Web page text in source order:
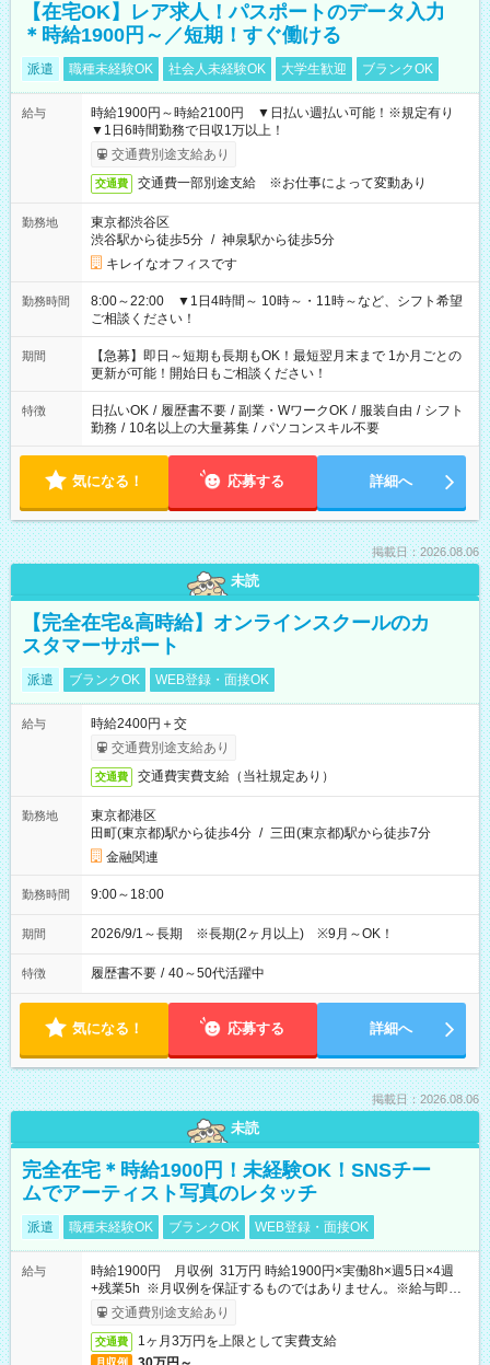
【在宅OK】レア求人！パスポートのデータ入力
＊時給1900円～／短期！すぐ働ける
派遣 職種未経験OK 社会人未経験OK 大学生歓迎 ブランクOK
給与
時給1900円～時給2100円 ▼日払い週払い可能！※規定有り
▼1日6時間勤務で日収1万以上！
交通費別途支給あり
交通費 交通費一部別途支給 ※お仕事によって変動あり
勤務地
東京都渋谷区
渋谷駅から徒歩5分 / 神泉駅から徒歩5分
キレイなオフィスです
勤務時間
8:00～22:00 ▼1日4時間～ 10時～・11時～など、シフト希望
ご相談ください！
期間
【急募】即日～短期も長期もOK！最短翌月末まで 1か月ごとの
更新が可能！開始日もご相談ください！
特徴 日払いOK / 履歴書不要 / 副業・WワークOK / 服装自由 / シフト
勤務 / 10名以上の大量募集 / パソコンスキル不要
気になる！ 応募する 詳細へ
掲載日：2026.08.06
未読
【完全在宅&高時給】オンラインスクールのカ
スタマーサポート
派遣 ブランクOK WEB登録・面接OK
給与
時給2400円＋交
交通費別途支給あり
交通費 交通費実費支給（当社規定あり）
勤務地
東京都港区
田町(東京都)駅から徒歩4分 / 三田(東京都)駅から徒歩7分
金融関連
勤務時間 9:00～18:00
期間 2026/9/1～長期 ※長期(2ヶ月以上) ※9月～OK！
特徴 履歴書不要 / 40～50代活躍中
気になる！ 応募する 詳細へ
掲載日：2026.08.06
未読
完全在宅＊時給1900円！未経験OK！SNSチー
ムでアーティスト写真のレタッチ
派遣 職種未経験OK ブランクOK WEB登録・面接OK
給与
時給1900円 月収例 31万円 時給1900円×実働8h×週5日×4週
+残業5h ※月収例を保証するものではありません。※給与即受
取りサービス利用可（利用条件有）
交通費別途支給あり
交通費 1ヶ月3万円を上限として実費支給
月収例